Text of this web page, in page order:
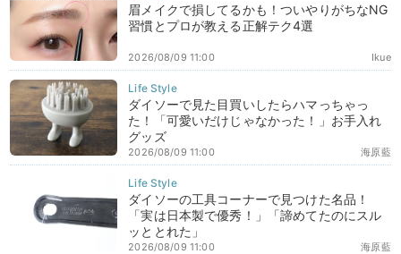
眉メイクで損してるかも！ついやりがちなNG
習慣とプロが教える正解テク4選
Ikue
2026/08/09 11:00
ダイソーで見た目買いしたらハマっちゃっ
た！「可愛いだけじゃなかった！」お手入れ
グッズ
海原藍
2026/08/09 11:00
ダイソーの工具コーナーで見つけた名品！
「実は日本製で優秀！」「諦めてたのにスル
ッととれた」
海原藍
2026/08/09 11:00